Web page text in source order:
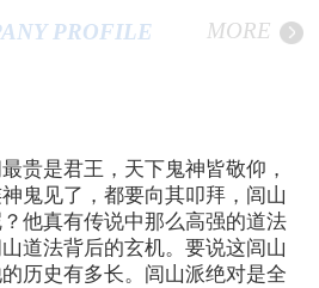
PROFILE MORE
贵是君王，天下鬼神皆敬仰，
鬼见了，都要向其叩拜，闾山
他真有传说中那么高强的道法
道法背后的玄机。要说这闾山
历史有多长。闾山派绝对是全